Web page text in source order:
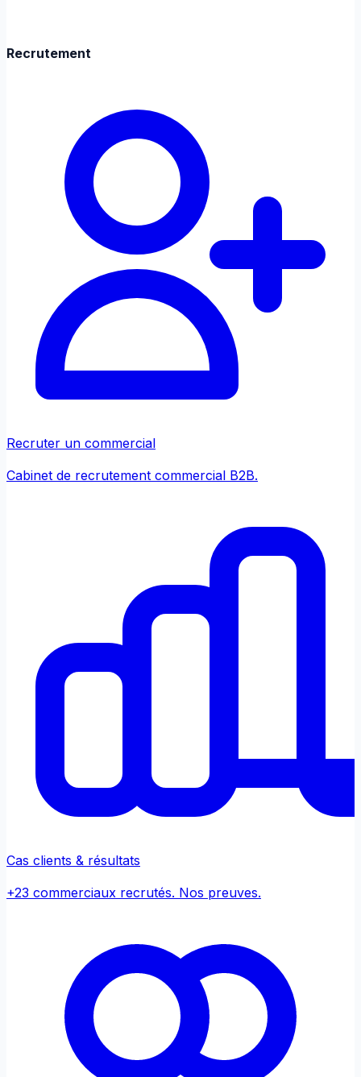
Recrutement
Recruter un commercial
Cabinet de recrutement commercial B2B.
Cas clients & résultats
+23 commerciaux recrutés. Nos preuves.